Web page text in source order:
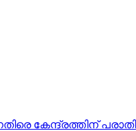
കേന്ദ്രത്തിന് പരാതി